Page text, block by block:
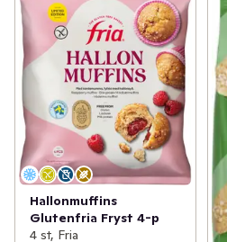
Hallonmuffins
Glutenfria Fryst 4-p
4 st, Fria